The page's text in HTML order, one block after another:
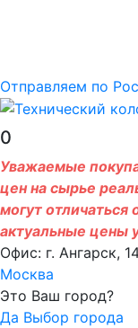
Отправляем по
0
Уважаемые
цен на сырье
могут отличаться
актуальные цены
Офис: г. Ангарск,
Москва
Это Ваш город?
Да Выбор города